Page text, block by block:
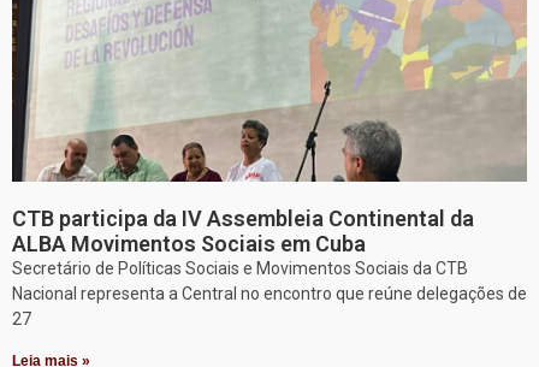
CTB participa da IV Assembleia Continental da
ALBA Movimentos Sociais em Cuba
Secretário de Políticas Sociais e Movimentos Sociais da CTB
Nacional representa a Central no encontro que reúne delegações de
27
Leia mais »